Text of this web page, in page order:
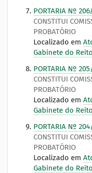
PORTARIA Nº
CONSTITUI
PROBATÓRIO
Localizado em
Gabinete do
PORTARIA Nº
CONSTITUI
PROBATÓRIO
Localizado em
Gabinete do
PORTARIA Nº
CONSTITUI
PROBATÓRIO
Localizado em
Gabinete do